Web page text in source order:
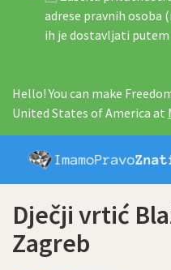
adrese pravnih osoba
ih je dostavljati
Hello! You can make
United States of America at
Dječji vrtić
Zagreb